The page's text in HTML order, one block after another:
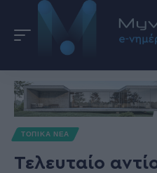
ΤΟΠΙΚΑ ΝΕΑ
Τελευταίο